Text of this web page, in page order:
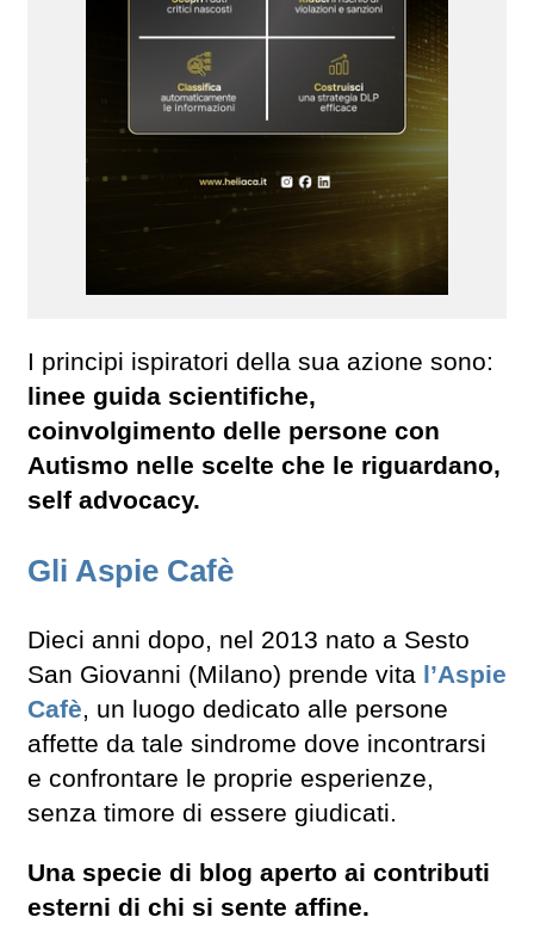
I principi ispiratori della sua azione sono:
linee guida scientifiche,
coinvolgimento delle persone con
Autismo nelle scelte che le riguardano,
self advocacy.
Gli Aspie Cafè
Dieci anni dopo, nel 2013 nato a Sesto
San Giovanni (Milano) prende vita l’Aspie
Cafè, un luogo dedicato alle persone
affette da tale sindrome dove incontrarsi
e confrontare le proprie esperienze,
senza timore di essere giudicati.
Una specie di blog aperto ai contributi
esterni di chi si sente affine.